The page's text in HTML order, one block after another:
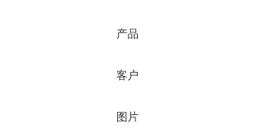
产品
客户
图片